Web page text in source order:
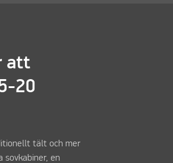
att
20
tält och mer
sovkabiner, en